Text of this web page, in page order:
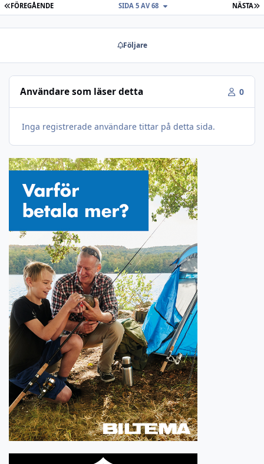
FÖRSTA SIDAN
FÖREGÅENDE NÄSTA
SIDA 5 AV 68
Följare
Användare som läser detta 0
Inga registrerade användare tittar på detta sida.